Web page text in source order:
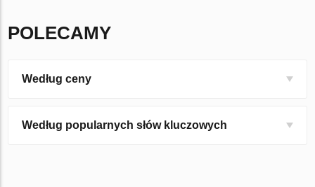
POLECAMY
Według ceny
Według popularnych słów kluczowych